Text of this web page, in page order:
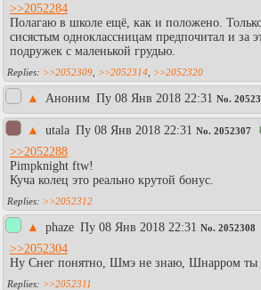
>>2052284
Полагаю в школе ещё, как и положено.
сисястым одноклассницам предпочитал и за
подружек с маленькой грудью.
>>2052309 >>2052314 >>2052320
▲ Аноним Пy 08 Янв 2018 22:31 No.
▲ utala Пy 08 Янв 2018 22:31 No. 2052307
>>2052288
Pimpknight ftw!
Куча колец это реально крутой бонус.
>>2052312
▲ phaze Пy 08 Янв 2018 22:31 No. 2052308
>>2052304
Ну Снег понятно, Шмэ не знаю, Шнарром ты
>>2052311